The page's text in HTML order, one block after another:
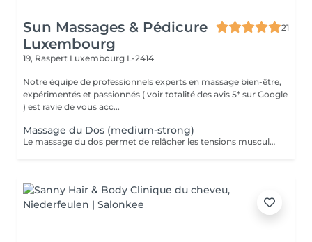
Sun Massages & Pédicure
Luxembourg
21
19, Raspert Luxembourg L-2414
Notre équipe de professionnels experts en massage bien-être,
expérimentés et passionnés ( voir totalité des avis 5* sur Google
) est ravie de vous acc...
Massage du Dos (medium-strong)
Le massage du dos permet de relâcher les tensions musculaires au niveau de la nuque, des épaules, du trapèze, le long de la colonne vertébrale, du bas du dos et des bras. Il est ainsi entre autres indiqué pour les personnes souffrant de lombalgie, dorsalgie ou cervicalgie due à leurs positions ou mouvements de par leur profession, ou à cause de stress / nervosité, ou de courbatures suite au sport, jardinage, etc. Ce massage favorise également l'oxygénation du corps en activant la respiration et en stimulant la circulation sanguine.